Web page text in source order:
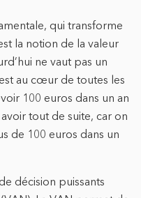
qui transforme
la notion de la valeur
ne vaut pas un
au cœur de toutes les
100 euros dans un an
tout de suite, car on
de 100 euros dans un
décision puissants